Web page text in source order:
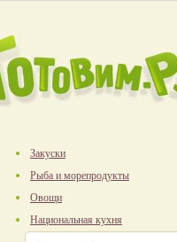
Закуски
Рыба и морепродукты
Овощи
Национальная кухня